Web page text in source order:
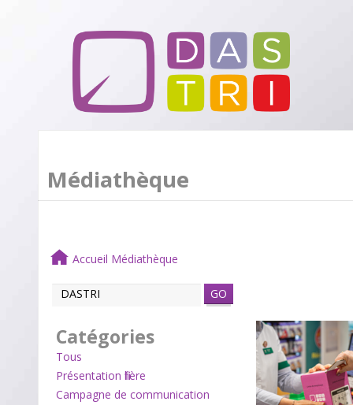
Médiathèque
Accueil Médiathèque
GO
Catégories
Tous
Présentation filière
Campagne de communication